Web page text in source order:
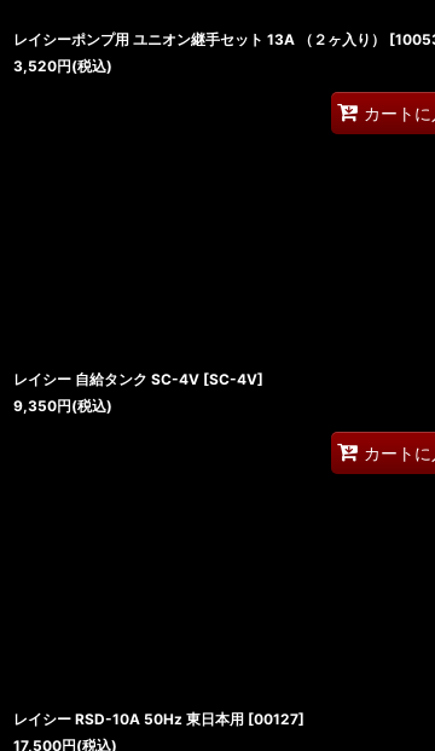
レイシーポンプ用 ユニオン継手セット 13A （２ヶ入り） [
3,520円(税込)
カート
レイシー 自給タンク SC-4V [SC-4V]
9,350円(税込)
カート
レイシー RSD-10A 50Hz 東日本用 [00127]
17,500円(税込)